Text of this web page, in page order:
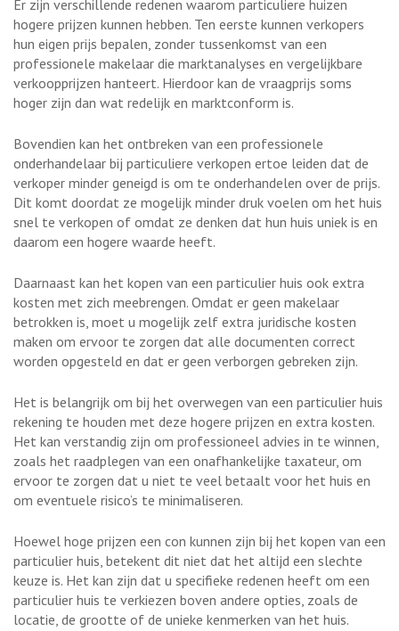
Er zijn verschillende redenen waarom particuliere huizen
hogere prijzen kunnen hebben. Ten eerste kunnen verkopers
hun eigen prijs bepalen, zonder tussenkomst van een
professionele makelaar die marktanalyses en vergelijkbare
verkoopprijzen hanteert. Hierdoor kan de vraagprijs soms
hoger zijn dan wat redelijk en marktconform is.
Bovendien kan het ontbreken van een professionele
onderhandelaar bij particuliere verkopen ertoe leiden dat de
verkoper minder geneigd is om te onderhandelen over de prijs.
Dit komt doordat ze mogelijk minder druk voelen om het huis
snel te verkopen of omdat ze denken dat hun huis uniek is en
daarom een hogere waarde heeft.
Daarnaast kan het kopen van een particulier huis ook extra
kosten met zich meebrengen. Omdat er geen makelaar
betrokken is, moet u mogelijk zelf extra juridische kosten
maken om ervoor te zorgen dat alle documenten correct
worden opgesteld en dat er geen verborgen gebreken zijn.
Het is belangrijk om bij het overwegen van een particulier huis
rekening te houden met deze hogere prijzen en extra kosten.
Het kan verstandig zijn om professioneel advies in te winnen,
zoals het raadplegen van een onafhankelijke taxateur, om
ervoor te zorgen dat u niet te veel betaalt voor het huis en
om eventuele risico’s te minimaliseren.
Hoewel hoge prijzen een con kunnen zijn bij het kopen van een
particulier huis, betekent dit niet dat het altijd een slechte
keuze is. Het kan zijn dat u specifieke redenen heeft om een
particulier huis te verkiezen boven andere opties, zoals de
locatie, de grootte of de unieke kenmerken van het huis.